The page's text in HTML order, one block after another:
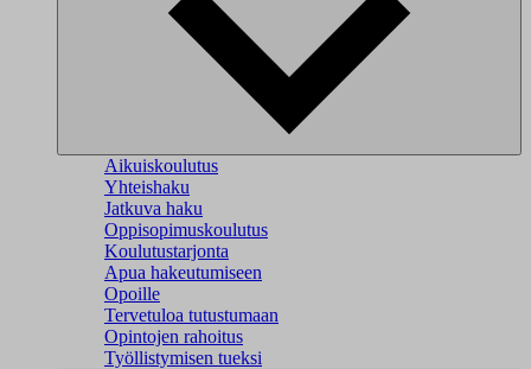
Aikuiskoulutus
Yhteishaku
Jatkuva haku
Oppisopimuskoulutus
Koulutustarjonta
Apua hakeutumiseen
Opoille
Tervetuloa tutustumaan
Opintojen rahoitus
Työllistymisen tueksi